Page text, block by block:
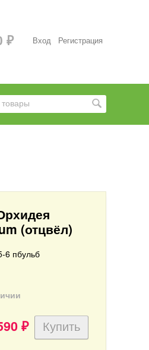
Вход Регистрация
₽
(отцвёл)
6 пбульб
₽